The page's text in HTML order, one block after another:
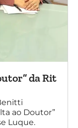
da Rit
ao Doutor”
Luque.